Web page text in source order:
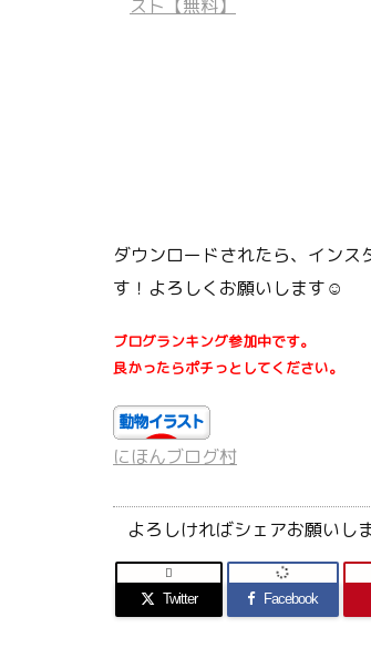
ダウンロードされたら、インス
す！よろしくお願いします☺
ブログランキング参加中です。
良かったらポチっとしてください。
にほんブログ村
よろしければシェアお願いし
Twitter

Facebook